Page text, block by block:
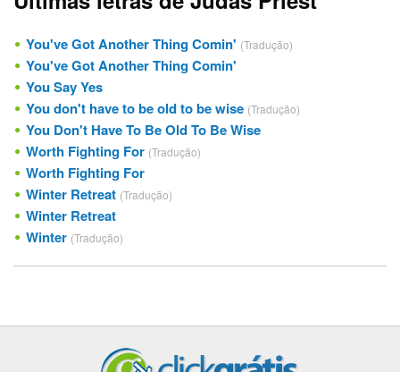
You've Got Another Thing Comin' (Tradução)
You've Got Another Thing Comin'
You Say Yes
You don't have to be old to be wise (Tradução)
You Don't Have To Be Old To Be Wise
Worth Fighting For (Tradução)
Worth Fighting For
Winter Retreat (Tradução)
Winter Retreat
Winter (Tradução)